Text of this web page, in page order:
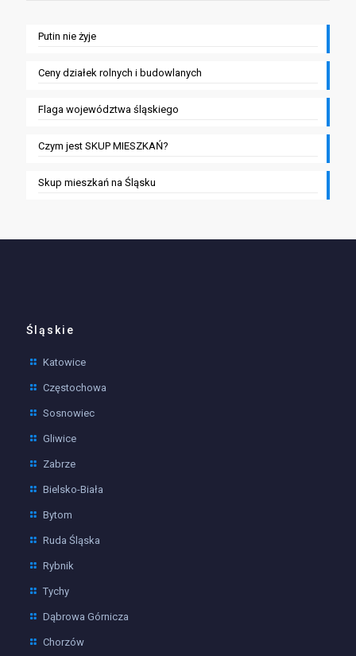
Putin nie żyje
Ceny działek rolnych i budowlanych
Flaga województwa śląskiego
Czym jest SKUP MIESZKAŃ?
Skup mieszkań na Śląsku
Śląskie
Katowice
Częstochowa
Sosnowiec
Gliwice
Zabrze
Bielsko-Biała
Bytom
Ruda Śląska
Rybnik
Tychy
Dąbrowa Górnicza
Chorzów